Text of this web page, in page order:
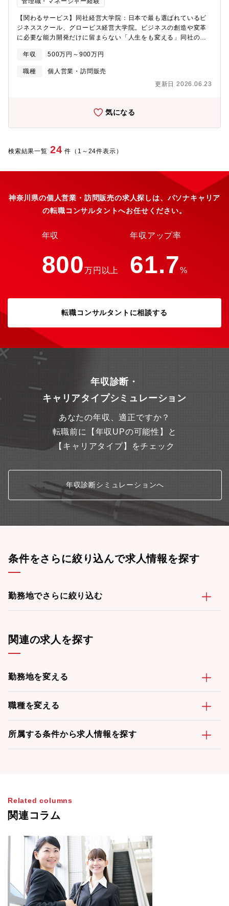
【関わるサービス】同社経営大学院：日本で最も選ばれているビ
ジネススクール、グロービス経営大学院。ビジネスの創造や変革
に必要な能力開発だけに留まらない「人生をも変える」同社の学
多様なビジネスパーソンに選ばれています。【業務詳細】スチュ
ーデントオフィスは、社会人学生を募集するチームとして以下の2
つの役割を担います。①同社経営大学院の魅力を伝えること②一
人ひとりのキャリアに寄り添い、学びを後押しすること「自分ら
集の目標数字達成をチームで目指します。※顧客には、問い合わ
多くの方に同社での学びをスタートしていただけるよう、体験ク
ラスやセミナー実施などのマーケティング施策の企画・実行、
■ 既存学生募集チーム ：単科生として学びをスタートをした受講
生が、一人でも多く継続受講・大学院進学していただけるよう、
顧客コミュニケーションプランの設計、履修・キャリア相談、セ
ミナー企画等に取り組みます。■具体的な業務内容は、以下の通り
です。①経営大学院の魅力を伝えること経営大学院をより多くの
略の企画・実行、各種セミナーの企画・運営、デジタルツールを
ビスに興味を持っていただきたいターゲットを定め、その方々が
キャリア上抱えている課題を考え、他部門やチームを含むステー
とのイメージを深め、ご自身のキャリアを前進させるための手段
として、講師などさまざまな関係者を巻き込み、コンテンツを企
が前向きに学び始める・学び続ける後押しを行います。・デジタ
ルツールを活用したマーケティング・コミュニケーションプラン
の企画・実行：CRM・MA・BIツールを活用し、マーケティン
グ・顧客コミュニケーションを設計し、運用します（ツール例：
で、顧客に最適なタイミングで最適なメッセージを届け、受講検
討のサポートを行うことができます。また、そこから得られたさ
まざまなデータを分析し、スピーディーに改善を行い、顧客の体
い、学びを後押しすること一人ひとりが抱えるさまざまな課題や
懸念を解消し、同社での学びをより良いものにしていただけるよ
う、1on1でのコミュニケーションやコミュニティ・マネジメント
を行っています。・1on1 コミュニケーションの実施：1on1 コミ
まざまな悩みを抱えていらっしゃいます。それでも、同社の存在
を知り受講を検討してくださっている方は、学ぶことで何かしら
の変化を起こしたいという気持ちをお持ちです。このような背景
から、同社の営業活動は、一般的な営業職と異なり、お客様の内
面に向き合い、時に気づきを促し、真摯に対話をすることで、気
とができています。
年収 500万円～900万円
職種
個人営業・訪問販売
更新日 2026.06.23
気になる
検索結果一覧 24 件（1～24件表示）
神奈川県の個人営業・訪問販売の求人探しは、パソナキャリア
の転職コンサルタントへお任せください。
年収
800万円以上
年収アップ率
61.7%
転職コンサルタントに相談する
年収診断・
キャリアタイプシミュレーション
あなたの年収、適正ですか？
転職前に【年収UPの可能性】と
【キャリアタイプ】をチェック
年収診断シミュレーションへ
条件をさらに絞り込んで求人情報を探す
勤務地でさらに絞り込む
関連の求人を探す
勤務地を変える
職種を変える
所属する条件から求人情報を探す
Related columns
関連コラム